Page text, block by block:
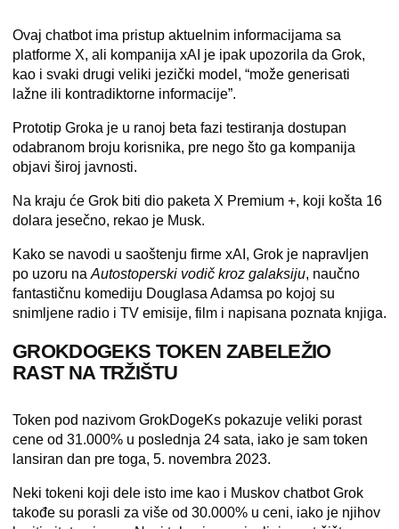
Ovaj chatbot ima pristup aktuelnim informacijama sa
platforme X, ali kompanija xAI je ipak upozorila da Grok,
kao i svaki drugi veliki jezički model, “može generisati
lažne ili kontradiktorne informacije”.
Prototip Groka je u ranoj beta fazi testiranja dostupan
odabranom broju korisnika, pre nego što ga kompanija
objavi široj javnosti.
Na kraju će Grok biti dio paketa X Premium +, koji košta 16
dolara jesečno, rekao je Musk.
Kako se navodi u saoštenju firme xAI, Grok je napravljen
po uzoru na Autostoperski vodič kroz galaksiju, naučno
fantastičnu komediju Douglasa Adamsa po kojoj su
snimljene radio i TV emisije, film i napisana poznata knjiga.
GROKDOGEKS TOKEN ZABELEŽIO
RAST NA TRŽIŠTU
Token pod nazivom GrokDogeKs pokazuje veliki porast
cene od 31.000% u poslednja 24 sata, iako je sam token
lansiran dan pre toga, 5. novembra 2023.
Neki tokeni koji dele isto ime kao i Muskov chatbot Grok
takođe su porasli za više od 30.000% u ceni, iako je njihov